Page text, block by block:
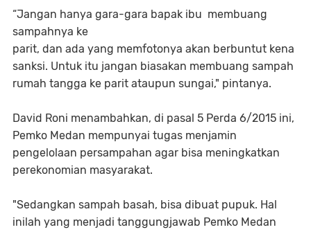
“Jangan hanya gara-gara bapak ibu membuang
sampahnya ke
parit, dan ada yang memfotonya akan berbuntut kena
sanksi. Untuk itu jangan biasakan membuang sampah
rumah tangga ke parit ataupun sungai," pintanya.
David Roni menambahkan, di pasal 5 Perda 6/2015 ini,
Pemko Medan mempunyai tugas menjamin
pengelolaan persampahan agar bisa meningkatkan
perekonomian masyarakat.
"Sedangkan sampah basah, bisa dibuat pupuk. Hal
inilah yang menjadi tanggungjawab Pemko Medan